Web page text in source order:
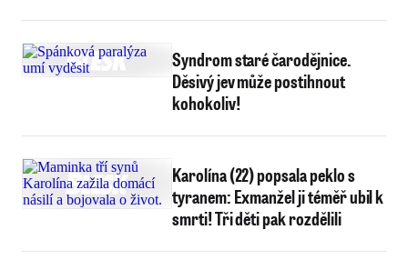
Syndrom staré čarodějnice.
Děsivý jev může postihnout
kohokoliv!
Karolína (22) popsala peklo s
tyranem: Exmanžel ji téměř ubil k
smrti! Tři děti pak rozdělili